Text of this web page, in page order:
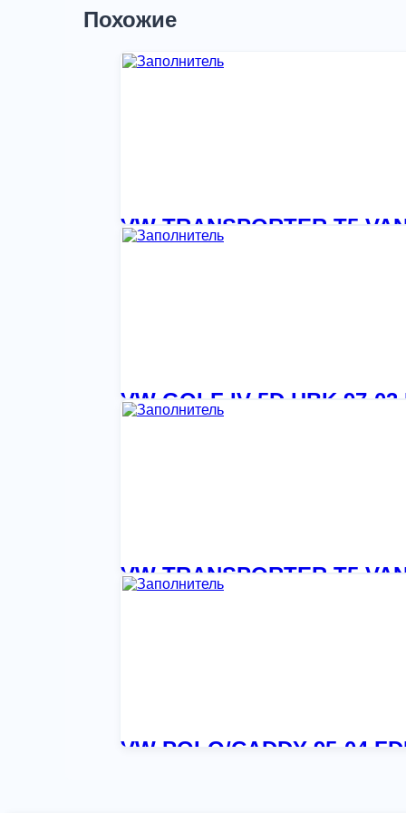
Похожие
VW TRANSPORTER T5
VW GOLF IV 5D HBK 97-
VW TRANSPORTER T5
VW POLO/CADDY 95-04